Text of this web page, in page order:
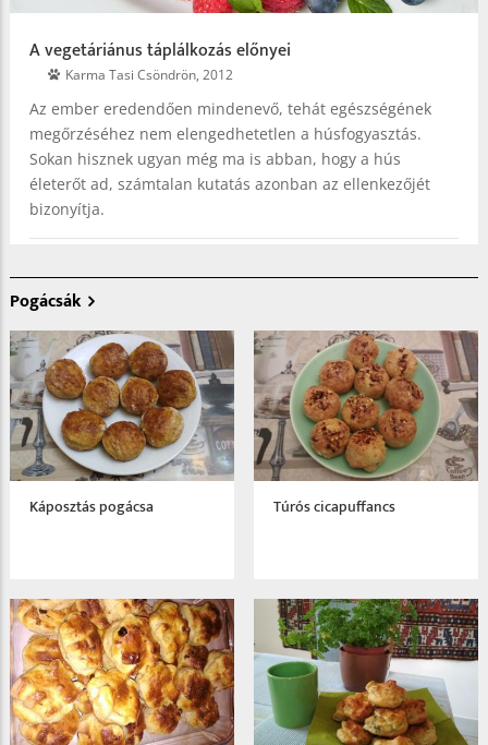
A vegetáriánus táplálkozás előnyei
Karma Tasi Csöndrön, 2012
Az ember eredendően mindenevő, tehát egészségének
megőrzéséhez nem elengedhetetlen a húsfogyasztás.
Sokan hisznek ugyan még ma is abban, hogy a hús
életerőt ad, számtalan kutatás azonban az ellenkezőjét
bizonyítja.
Pogácsák
Káposztás pogácsa Túrós cicapuffancs